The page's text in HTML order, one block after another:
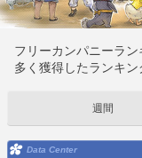
フリーカンパニーラ
多く獲得したランキン
週間
Data Center